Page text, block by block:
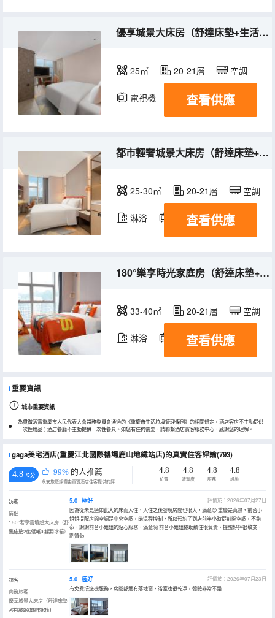
優享城景大床房（舒達床墊+生活吧+雙用冰箱）
25㎡ 20-21層 空調
電視機 冰箱
查看供應
都市輕奢城景大床房（舒達床墊+生活吧+雙用冰箱）
25-30㎡ 20-21層 空調
淋浴 電視機 冰箱
查看供應
180°樂享時光家庭房（舒達床墊+生活吧+雙用冰箱）
33-40㎡ 20-21層 空調
淋浴 電視機 冰箱
查看供應
重要資訊
城市重要資訊
為貫徹落實重慶市人民代表大會常務委員會通過的《重慶市生活垃圾管理條例》的相關規定，酒店客房不主動提供
一次性用品；酒店餐廳不主動提供一次性餐具。如您有任何需要，請聯繫酒店賓客服務中心，感謝您的理解。
gaga美宅酒店(重慶江北國際機場鹿山地鐵站店)的真實住客評論(793)
4.8 /5分 99% 的人推薦
永安旅遊評價由真實酒店住客提供的評價。
4.8
位置
4.8
清潔度
4.8
服務
4.8
設施
訪客
情侶
180°奢享雲境超大床房（舒
達床墊+生活吧+雙用冰箱）
入住於2026年07月
5.0 極好
評價於：2026年07月27日
因為從未見過如此大的床而入住，入住之後發現房間也很大，滿意😊 重慶是真熱，前台小
姐姐提醒房間空調是中央空調，能遠程控制，所以預約了到店前半小時提前開空調，不錯
👍，謝謝前台小姐姐的貼心服務，滿意🤗 前台小姐姐協助續住很負責，提醒好評很敬業，
點贊👍
訪客
商務旅客
優享城景大床房（舒達床墊
+生活吧+雙用冰箱）
入住於2026年07月
5.0 極好
評價於：2026年07月23日
有免費接送機服務，房間舒適有落地窗，浴室也很乾凈，體驗非常不錯